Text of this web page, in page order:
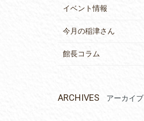
イベント情報
今月の稲津さん
館長コラム
ARCHIVES アーカイブ